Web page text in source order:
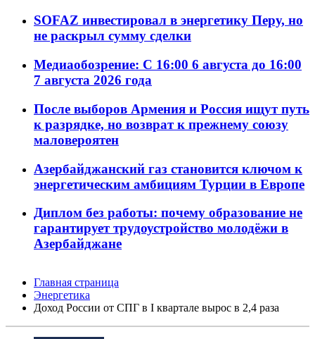
SOFAZ инвестировал в энергетику Перу, но
не раскрыл сумму сделки
Медиаобозрение: С 16:00 6 августа до 16:00
7 августа 2026 года
После выборов Армения и Россия ищут путь
к разрядке, но возврат к прежнему союзу
маловероятен
Азербайджанский газ становится ключом к
энергетическим амбициям Турции в Европе
Диплом без работы: почему образование не
гарантирует трудоустройство молодёжи в
Азербайджане
Главная страница
Энергетика
Доход России от СПГ в I квартале вырос в 2,4 раза